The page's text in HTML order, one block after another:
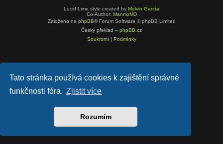
Tato stránka používá cookies k zajištění správné
funkčnosti fóra. Zjistit více
Rozumím
Lucid Lime style created by Melvin García
Co-Author: MannixMD
Založeno na phpBB® Forum Software © phpBB Limited
Český překlad – phpBB.cz
Soukromí| Podmínky